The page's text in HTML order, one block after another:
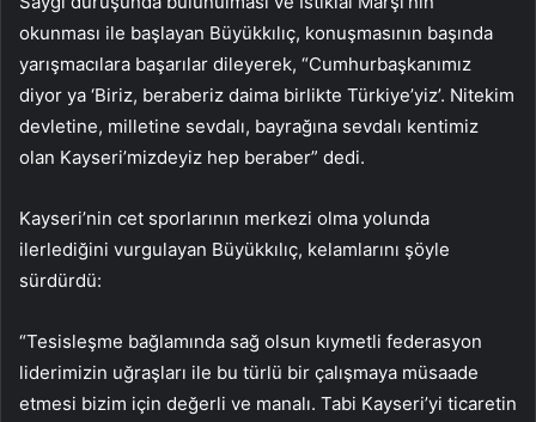
okunması ile başlayan Büyükkılıç, konuşmasının başında
yarışmacılara başarılar dileyerek, “Cumhurbaşkanımız
diyor ya ‘Biriz, beraberiz daima birlikte Türkiye’yiz’. Nitekim
devletine, milletine sevdalı, bayrağına sevdalı kentimiz
olan Kayseri’mizdeyiz hep beraber” dedi.
Kayseri’nin cet sporlarının merkezi olma yolunda
ilerlediğini vurgulayan Büyükkılıç, kelamlarını şöyle
sürdürdü:
“Tesisleşme bağlamında sağ olsun kıymetli federasyon
liderimizin uğraşları ile bu türlü bir çalışmaya müsaade
etmesi bizim için değerli ve manalı. Tabi Kayseri’yi ticaretin